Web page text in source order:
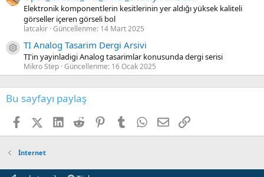
Elektronik komponentlerin kesitlerinin yer aldığı yüksek kaliteli
görseller içeren görseli bol
latcakir Güncellenme: 14 Mart 2025
Kaynak ikon/amblem
TI Analog Tasarim Dergi Arsivi
TI'in yayinladigi Analog tasarimlar konusunda dergi serisi
Mikro Step Güncellenme: 16 Ocak 2025
Bu sayfayı paylaş
FacebookX (Twitter)
LinkedIn
Reddit PinterestTumblr WhatsApp
E-postaLink
İnternet